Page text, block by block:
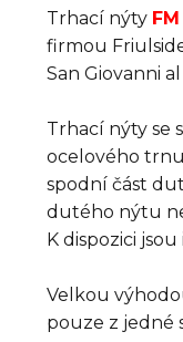
Trhací nýty
firmou
San Giovanni
Trhací nýty se
ocelového
spodní část
dutého nýtu
K dispozici
Velkou
pouze z jedné